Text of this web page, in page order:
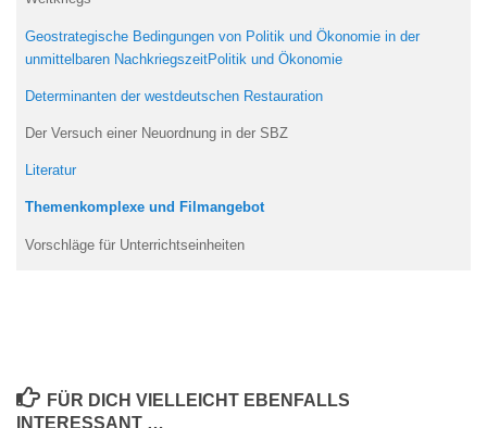
Geostrategische Bedingungen von Politik und Ökonomie in der
unmittelbaren NachkriegszeitPolitik und Ökonomie
Determinanten der westdeutschen Restauration
Der Versuch einer Neuordnung in der SBZ
Literatur
Themenkomplexe und Filmangebot
Vorschläge für Unterrichtseinheiten
FÜR DICH VIELLEICHT EBENFALLS
INTERESSANT …